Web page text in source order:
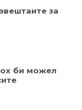
за
би можел